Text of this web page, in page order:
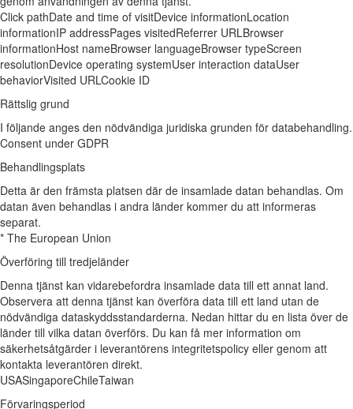
Click pathDate and time of visitDevice informationLocation
informationIP addressPages visitedReferrer URLBrowser
informationHost nameBrowser languageBrowser typeScreen
resolutionDevice operating systemUser interaction dataUser
behaviorVisited URLCookie ID
Rättslig grund
I följande anges den nödvändiga juridiska grunden för databehandling.
Consent under GDPR
Behandlingsplats
Detta är den främsta platsen där de insamlade datan behandlas. Om
datan även behandlas i andra länder kommer du att informeras
separat.
* The European Union
Överföring till tredjeländer
Denna tjänst kan vidarebefordra insamlade data till ett annat land.
Observera att denna tjänst kan överföra data till ett land utan de
nödvändiga dataskyddsstandarderna. Nedan hittar du en lista över de
länder till vilka datan överförs. Du kan få mer information om
säkerhetsåtgärder i leverantörens integritetspolicy eller genom att
kontakta leverantören direkt.
USASingaporeChileTaiwan
Förvaringsperiod